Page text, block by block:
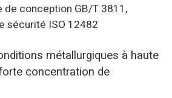
de conception GB/T 3811,
sécurité ISO 12482
métallurgiques à haute
concentration de